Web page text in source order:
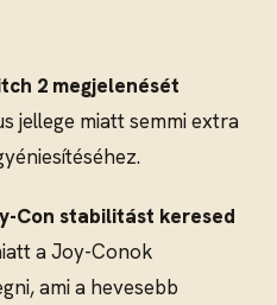
2 megjelenését
jellege miatt semmi extra
Con stabilitást keresed
a Joy-Conok
ami a hevesebb